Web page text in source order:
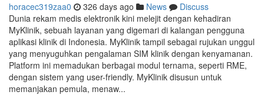
horacec319zaa0 326 days ago News
Discuss
Dunia rekam medis elektronik kini melejit dengan kehadiran
MyKlinik, sebuah layanan yang digemari di kalangan pengguna
aplikasi klinik di Indonesia. MyKlinik tampil sebagai rujukan unggul
yang menyuguhkan pengalaman SIM klinik dengan kenyamanan.
Platform ini memadukan berbagai modul ternama, seperti RME,
dengan sistem yang user-friendly. MyKlinik disusun untuk
memanjakan pemula, menaw...